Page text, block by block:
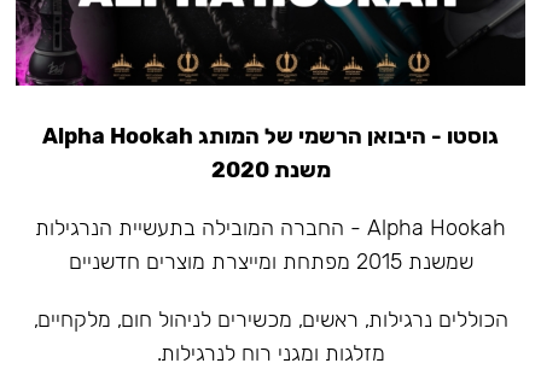
גוסטו - היבואן הרשמי של המותג Alpha Hookah
משנת 2020
Alpha Hookah - החברה המובילה בתעשיית הנרגילות
שמשנת 2015 מפתחת ומייצרת מוצרים חדשניים
הכוללים נרגילות, ראשים, מכשירים לניהול חום, מלקחיים,
מזלגות ומגני רוח לנרגילות.